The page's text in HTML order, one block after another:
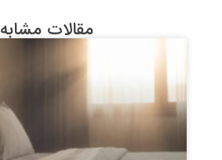
مقالات مشابه